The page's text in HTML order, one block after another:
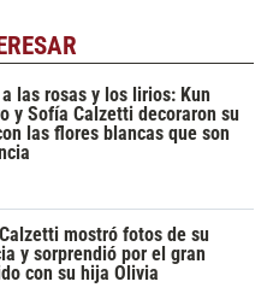
las rosas y los lirios: Kun
y Sofía Calzetti decoraron su
las flores blancas que son
mostró fotos de su
y sorprendió por el gran
con su hija Olivia